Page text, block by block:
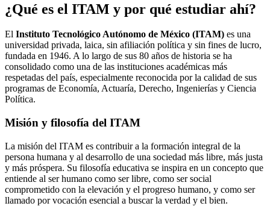
¿Qué es el ITAM y por qué estudiar ahí?
El Instituto Tecnológico Autónomo de México (ITAM) es una
universidad privada, laica, sin afiliación política y sin fines de lucro,
fundada en 1946. A lo largo de sus 80 años de historia se ha
consolidado como una de las instituciones académicas más
respetadas del país, especialmente reconocida por la calidad de sus
programas de Economía, Actuaría, Derecho, Ingenierías y Ciencia
Política.
Misión y filosofía del ITAM
La misión del ITAM es contribuir a la formación integral de la
persona humana y al desarrollo de una sociedad más libre, más justa
y más próspera. Su filosofía educativa se inspira en un concepto que
entiende al ser humano como ser libre, como ser social
comprometido con la elevación y el progreso humano, y como ser
llamado por vocación esencial a buscar la verdad y el bien.